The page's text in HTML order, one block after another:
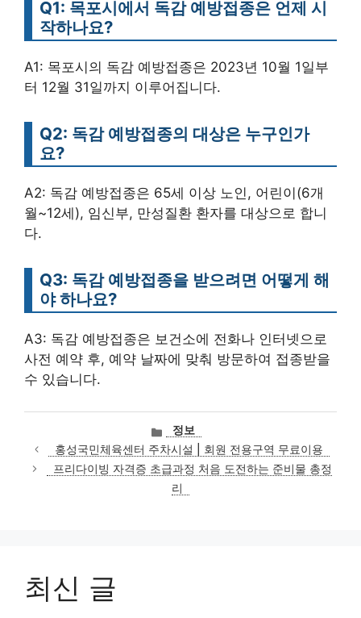
Q1: 목포시에서 독감 예방접종은 언제 시
작하나요?
A1: 목포시의 독감 예방접종은 2023년 10월 1일부
터 12월 31일까지 이루어집니다.
Q2: 독감 예방접종의 대상은 누구인가
요?
A2: 독감 예방접종은 65세 이상 노인, 어린이(6개
월~12세), 임신부, 만성질환 환자를 대상으로 합니
다.
Q3: 독감 예방접종을 받으려면 어떻게 해
야 하나요?
A3: 독감 예방접종은 보건소에 전화나 인터넷으로
사전 예약 후, 예약 날짜에 맞춰 방문하여 접종받을
수 있습니다.
카
테
고
리
정보
홍성국민체육센터 주차시설 | 회원 전용구역 무료이용
프리다이빙 자격증 초급과정 처음 도전하는 준비물 총정
리
최신 글